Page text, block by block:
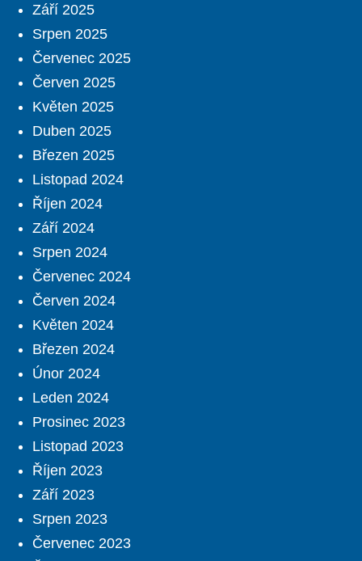
Září 2025
Srpen 2025
Červenec 2025
Červen 2025
Květen 2025
Duben 2025
Březen 2025
Listopad 2024
Říjen 2024
Září 2024
Srpen 2024
Červenec 2024
Červen 2024
Květen 2024
Březen 2024
Únor 2024
Leden 2024
Prosinec 2023
Listopad 2023
Říjen 2023
Září 2023
Srpen 2023
Červenec 2023